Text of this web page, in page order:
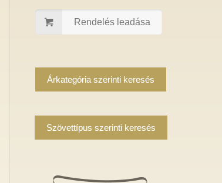
Rendelés leadása
Árkategória szerinti keresés
Szövettípus szerinti keresés